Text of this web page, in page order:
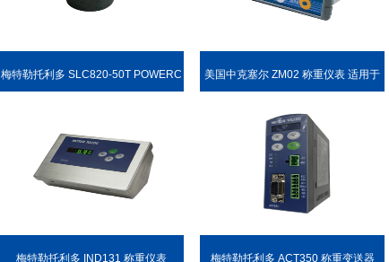
梅特勒托利多 SLC820-50T POWERC 美国中克塞尔 ZM02 称重仪表 适用于
梅特勒托利多 IND131 称重仪表 梅特勒托利多 ACT350 称重变送器